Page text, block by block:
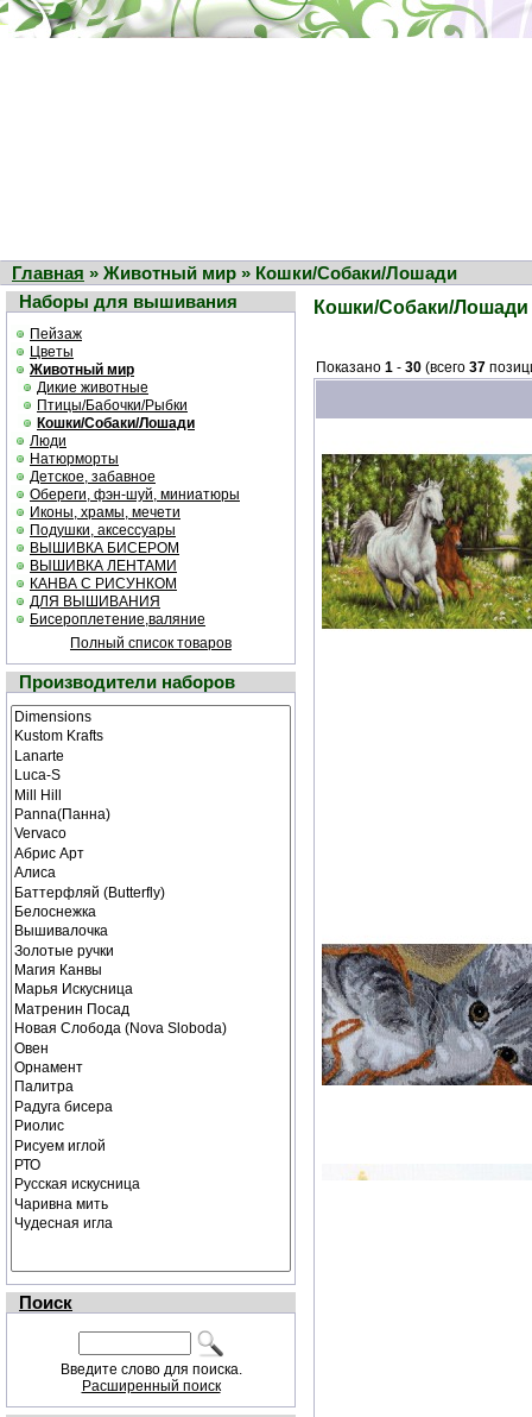
Главная » Животный мир » Кошки/Собаки/Лошади
Наборы для вышивания
Пейзаж
Цветы
Животный мир
Дикие животные
Птицы/Бабочки/Рыбки
Кошки/Собаки/Лошади
Люди
Натюрморты
Детское, забавное
Обереги, фэн-шуй, миниатюры
Иконы, храмы, мечети
Подушки, аксессуары
ВЫШИВКА БИСЕРОМ
ВЫШИВКА ЛЕНТАМИ
КАНВА С РИСУНКОМ
ДЛЯ ВЫШИВАНИЯ
Бисероплетение,валяние
Полный список товаров
Производители наборов
Поиск
Введите слово для поиска.
Расширенный поиск
Кошки/Собаки/Лошади
Показано 1 - 30 (всего 37